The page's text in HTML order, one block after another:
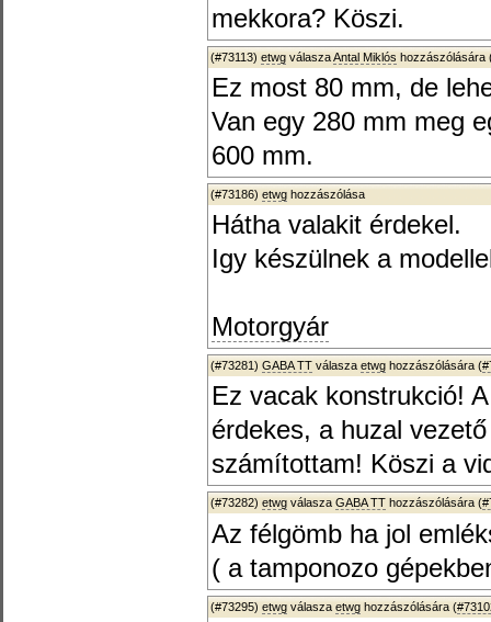
mekkora? Köszi.
(#73113) etwg válaszaAntal Miklós hozzászólására
Ez most 80 mm, de
Van egy 280 mm meg
600 mm.
(#73186) etwg hozzászólása
Hátha valakit érdekel.
Igy készülnek a
Motorgyár
(#73281) GABA TT válasza etwg hozzászólására (
Ez vacak konstrukció!
érdekes, a huzal
számítottam! Köszi a
(#73282) etwg válasza GABA TT hozzászólására (
Az félgömb ha jol
( a tamponozo
(#73295) etwg válasza etwg hozzászólására (